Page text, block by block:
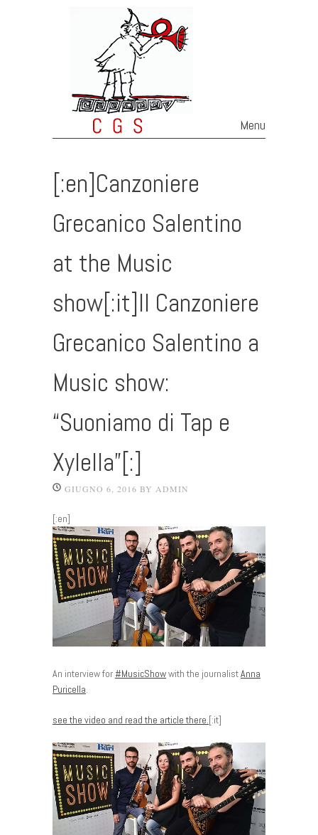
Menu
[:en]Canzoniere
Grecanico Salentino
at the Music
show[:it]Il Canzoniere
Grecanico Salentino a
Music show:
“Suoniamo di Tap e
Xylella”[:]
GIUGNO 6, 2016 BY ADMIN
[:en]
An interview for‪#‎MusicShow‬with the journalistAnna
Puricella.
see the video and read the article there.[:it]